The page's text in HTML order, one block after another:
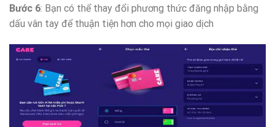
Bước 6: Bạn có thể thay đổi phương thức đăng nhập bằng
dấu vân tay để thuận tiện hơn cho mọi giao dịch